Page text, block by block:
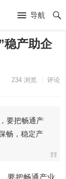
导航
稳产助企
234浏览 评论
要把畅通产
畅，稳定产